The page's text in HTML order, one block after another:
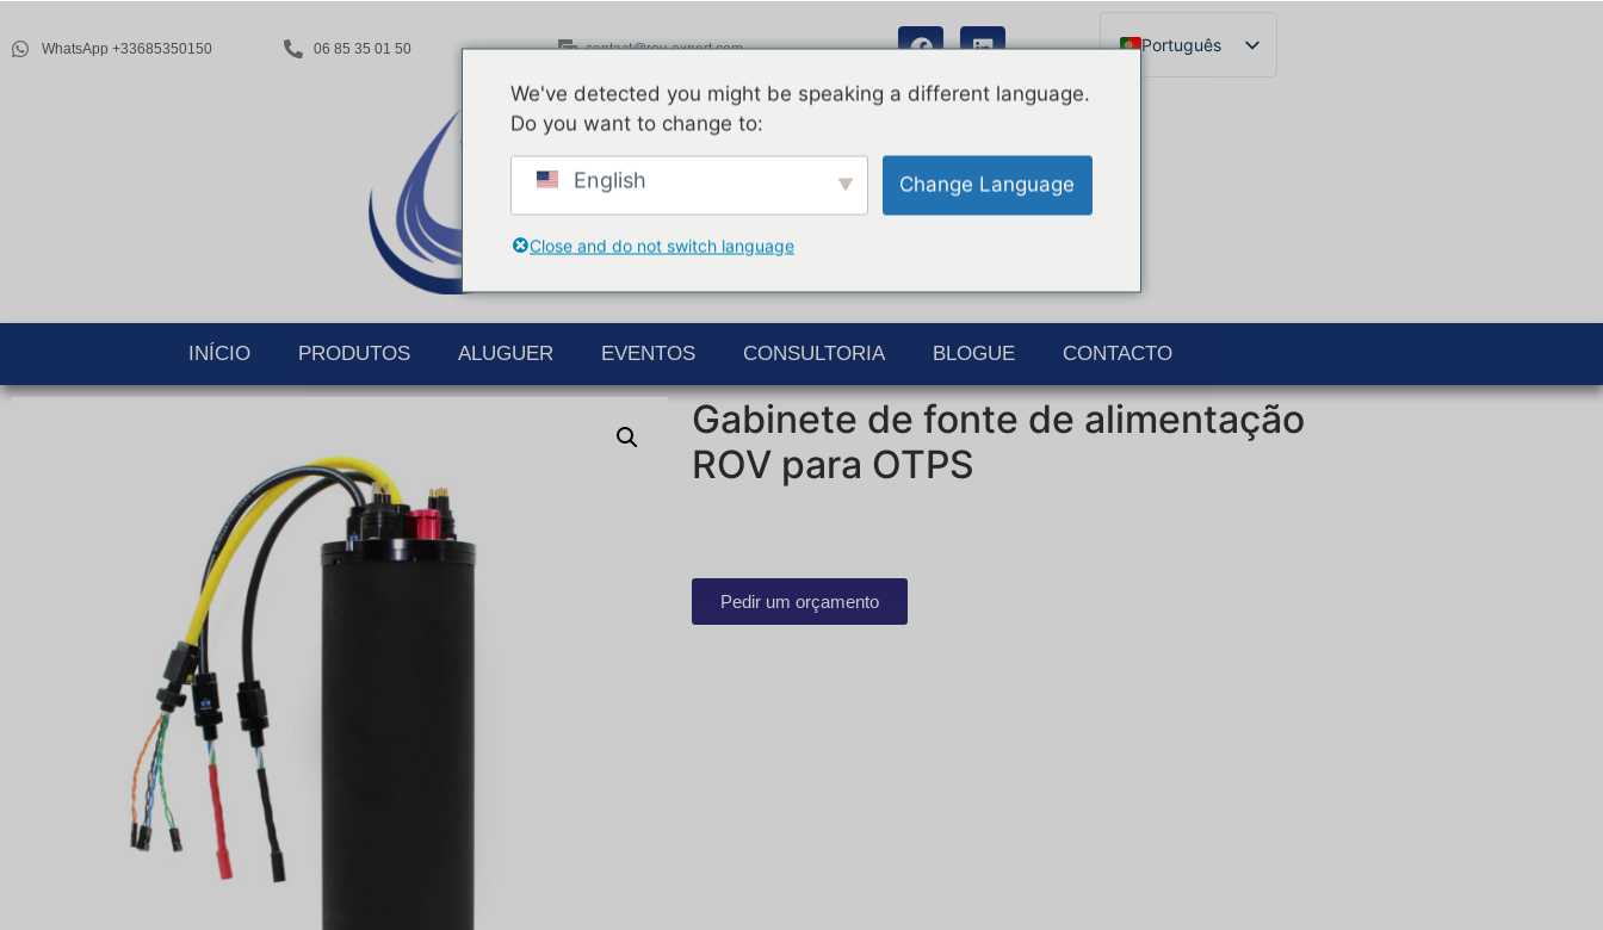
WhatsApp +33685350150 06 85 35 01 50 contact@rov-expert.com
Português
Ελληνικά
INÍCIO PRODUTOS ALUGUER EVENTOS CONSULTORIA BLOGUE CONTACTO
Gabinete de fonte de alimentação
ROV para OTPS
Pedir um orçamento
We've detected you might be speaking a different language.
Do you want to change to:
English Change Language
Close and do not switch language